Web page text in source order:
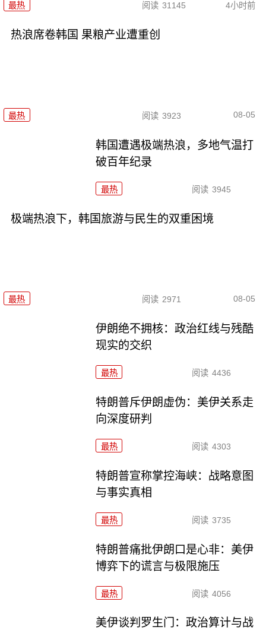
最热 阅读 31145 4小时前
热浪席卷韩国 果粮产业遭重创
最热 阅读 3923 08-05
韩国遭遇极端热浪，多地气温打
破百年纪录
最热 阅读 3945
极端热浪下，韩国旅游与民生的双重困境
最热 阅读 2971 08-05
伊朗绝不拥核：政治红线与残酷
现实的交织
最热 阅读 4436
特朗普斥伊朗虚伪：美伊关系走
向深度研判
最热 阅读 4303
特朗普宣称掌控海峡：战略意图
与事实真相
最热 阅读 3735
特朗普痛批伊朗口是心非：美伊
博弈下的谎言与极限施压
最热 阅读 4056
美伊谈判罗生门：政治算计与战